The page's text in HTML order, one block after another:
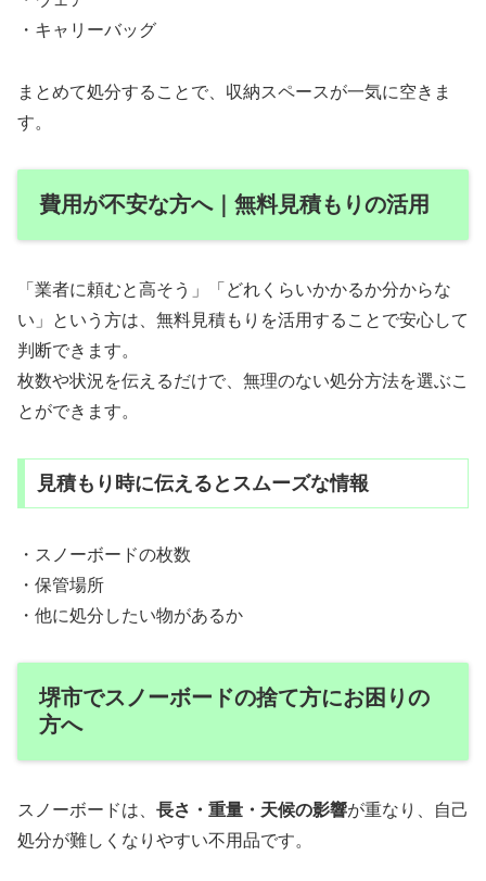
・キャリーバッグ
まとめて処分することで、収納スペースが一気に空きま
す。
費用が不安な方へ｜無料見積もりの活用
「業者に頼むと高そう」「どれくらいかかるか分からな
い」という方は、無料見積もりを活用することで安心して
判断できます。
枚数や状況を伝えるだけで、無理のない処分方法を選ぶこ
とができます。
見積もり時に伝えるとスムーズな情報
・スノーボードの枚数
・保管場所
・他に処分したい物があるか
堺市でスノーボードの捨て方にお困りの
方へ
スノーボードは、 長さ・重量・天候の影響が重なり、自己
処分が難しくなりやすい不用品です。